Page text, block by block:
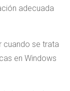
adecuada
cuando se trata
en Windows